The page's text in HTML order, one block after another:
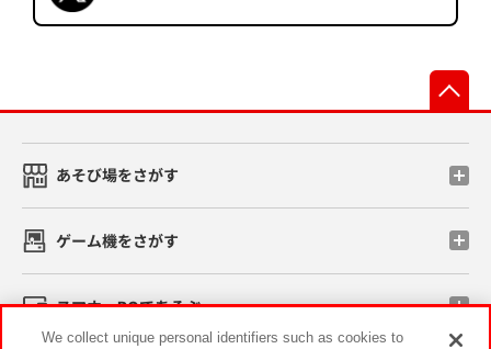
あそび場をさがす
ゲーム機をさがす
スマホ・PCであそぶ
We collect unique personal identifiers such as cookies to